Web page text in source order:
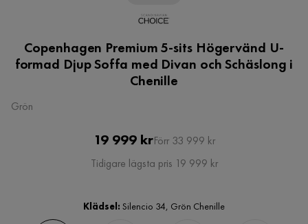
Copenhagen Premium 5-sits Högervänd U-
formad Djup Soffa med Divan och Schäslong i
Chenille
Grön
Pris
19 999 krOriginal
Pris
Förr 33 999 kr
Tidigare lägsta pris 19 999 kr
Klädsel: Silencio 34, Grön Chenille